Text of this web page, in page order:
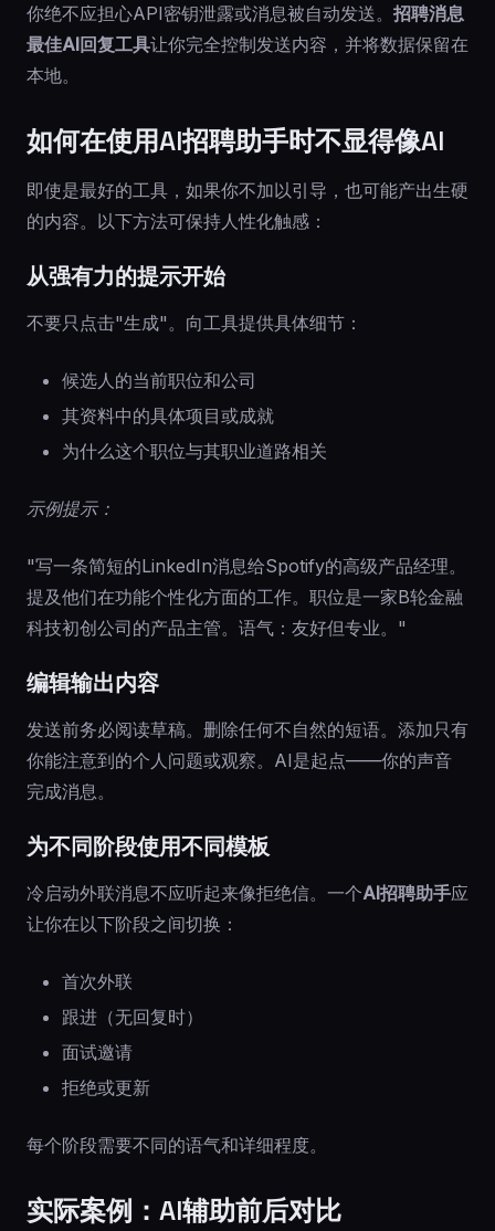
你绝不应担心API密钥泄露或消息被自动发送。 招聘消息
最佳AI回复工具让你完全控制发送内容，并将数据保留在
本地。
如何在使用AI招聘助手时不显得像AI
即使是最好的工具，如果你不加以引导，也可能产出生硬
的内容。以下方法可保持人性化触感：
从强有力的提示开始
不要只点击"生成"。向工具提供具体细节：
候选人的当前职位和公司
其资料中的具体项目或成就
为什么这个职位与其职业道路相关
示例提示：
"写一条简短的LinkedIn消息给Spotify的高级产品经理。
提及他们在功能个性化方面的工作。职位是一家B轮金融
科技初创公司的产品主管。语气：友好但专业。"
编辑输出内容
发送前务必阅读草稿。删除任何不自然的短语。添加只有
你能注意到的个人问题或观察。AI是起点——你的声音
完成消息。
为不同阶段使用不同模板
冷启动外联消息不应听起来像拒绝信。一个AI招聘助手应
让你在以下阶段之间切换：
首次外联
跟进（无回复时）
面试邀请
拒绝或更新
每个阶段需要不同的语气和详细程度。
实际案例：AI辅助前后对比